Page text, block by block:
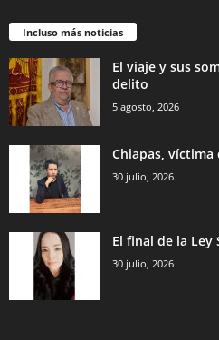
Incluso más noticias
El viaje y sus
delito
5 agosto, 2026
Chiapas, víctima
30 julio, 2026
El final de la Ley
30 julio, 2026